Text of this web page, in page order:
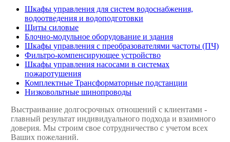
Шкафы управления для систем водоснабжения,
водоотведения и водоподготовки
Щиты силовые
Блочно-модульное оборудование и здания
Шкафы управления с преобразователями частоты (ПЧ)
Фильтро-компенсирующее устройство
Шкафы управления насосами в системах
пожаротушения
Комплектные Трансформаторные подстанции
Низковольтные шинопроводы
Выстраивание долгосрочных отношений с клиентами -
главный результат индивидуального подхода и взаимного
доверия. Мы строим свое сотрудничество с учетом всех
Ваших пожеланий.